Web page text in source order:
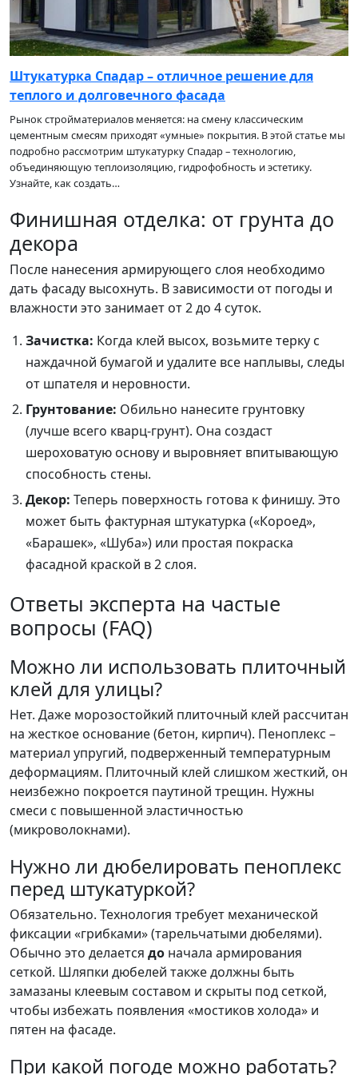
Штукатурка Спадар – отличное решение для
теплого и долговечного фасада
Рынок стройматериалов меняется: на смену классическим
цементным смесям приходят «умные» покрытия. В этой статье мы
подробно рассмотрим штукатурку Спадар – технологию,
объединяющую теплоизоляцию, гидрофобность и эстетику.
Узнайте, как создать…
Финишная отделка: от грунта до
декора
После нанесения армирующего слоя необходимо
дать фасаду высохнуть. В зависимости от погоды и
влажности это занимает от 2 до 4 суток.
Зачистка: Когда клей высох, возьмите терку с
наждачной бумагой и удалите все наплывы, следы
от шпателя и неровности.
Грунтование: Обильно нанесите грунтовку
(лучше всего кварц-грунт). Она создаст
шероховатую основу и выровняет впитывающую
способность стены.
Декор: Теперь поверхность готова к финишу. Это
может быть фактурная штукатурка («Короед»,
«Барашек», «Шуба») или простая покраска
фасадной краской в 2 слоя.
Ответы эксперта на частые
вопросы (FAQ)
Можно ли использовать плиточный
клей для улицы?
Нет. Даже морозостойкий плиточный клей рассчитан
на жесткое основание (бетон, кирпич). Пеноплекс –
материал упругий, подверженный температурным
деформациям. Плиточный клей слишком жесткий, он
неизбежно покроется паутиной трещин. Нужны
смеси с повышенной эластичностью
(микроволокнами).
Нужно ли дюбелировать пеноплекс
перед штукатуркой?
Обязательно. Технология требует механической
фиксации «грибками» (тарельчатыми дюбелями).
Обычно это делается до начала армирования
сеткой. Шляпки дюбелей также должны быть
замазаны клеевым составом и скрыты под сеткой,
чтобы избежать появления «мостиков холода» и
пятен на фасаде.
При какой погоде можно работать?